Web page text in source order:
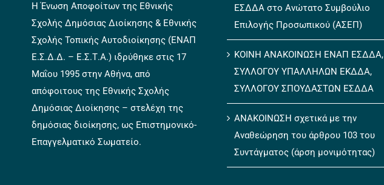
Η Ένωση Αποφοίτων της Εθνικής
Σχολής Δημόσιας Διοίκησης & Εθνικής
Σχολής Τοπικής Αυτοδιοίκησης (ΕΝΑΠ
Ε.Σ.Δ.Δ. – Ε.Σ.Τ.Α.) ιδρύθηκε στις 17
Μαΐου 1995 στην Αθήνα, από
απόφοιτους της Εθνικής Σχολής
Δημόσιας Διοίκησης – στελέχη της
δημόσιας διοίκησης, ως Επιστημονικό-
Επαγγελματικό Σωματείο.
ΕΣΔΔΑ στο Ανώτατο Συμβούλιο
Επιλογής Προσωπικού (ΑΣΕΠ)
ΚΟΙΝΗ ΑΝΑΚΟΙΝΩΣΗ ΕΝΑΠ ΕΣΔΔΑ,
ΣΥΛΛΟΓΟΥ ΥΠΑΛΛΗΛΩΝ ΕΚΔΔΑ,
ΣΥΛΛΟΓΟΥ ΣΠΟΥΔΑΣΤΩΝ ΕΣΔΔΑ
ΑΝΑΚΟΙΝΩΣΗ σχετικά με την
Αναθεώρηση του άρθρου 103 του
Συντάγματος (άρση μονιμότητας)